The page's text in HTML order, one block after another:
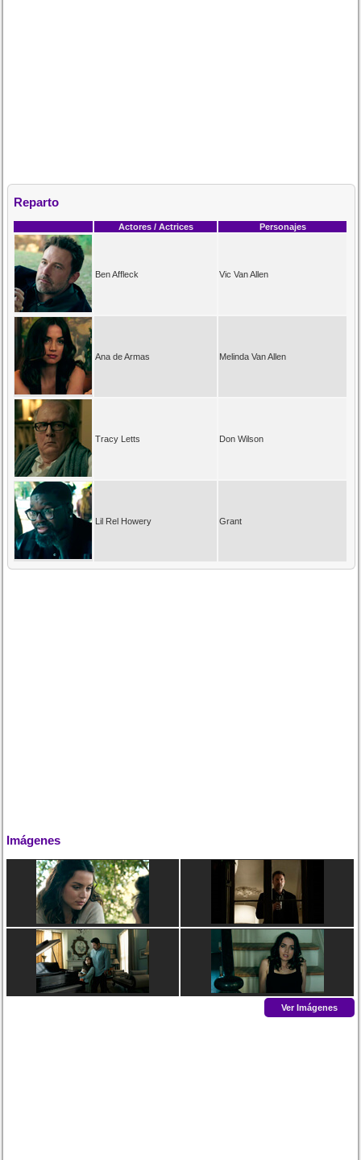
Reparto
Actores / Actrices Personajes
Ben Affleck Vic Van Allen
Ana de Armas Melinda Van Allen
Tracy Letts Don Wilson
Lil Rel Howery Grant
Imágenes
Ver Imágenes